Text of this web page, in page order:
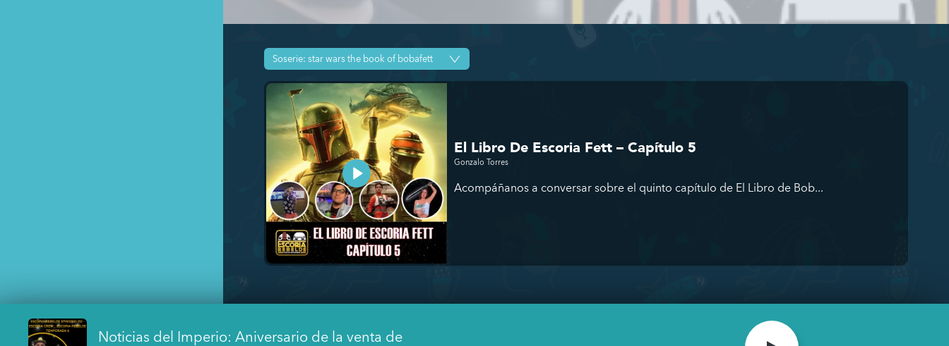
El Libro De Escoria Fett – Capítulo 5
Gonzalo Torres
Acompáñanos a conversar sobre el quinto capítulo de El Libro de Bob...
Noticias del Imperio: Aniversario de la venta de